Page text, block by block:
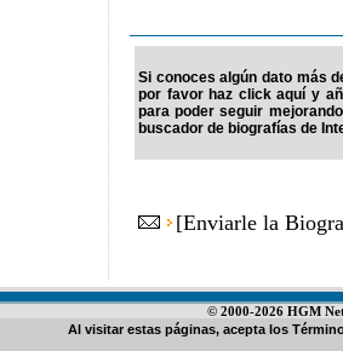
Si conoces algún dato más
por favor haz click aquí y
para poder seguir
buscador de biografías de
[Enviarle la
© 2000-2026 HGM
Al visitar estas páginas, acepta los